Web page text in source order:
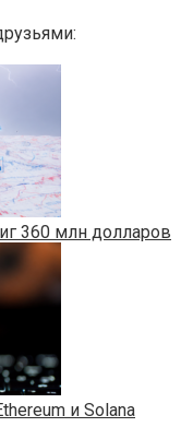
360 млн долларов
и Solana